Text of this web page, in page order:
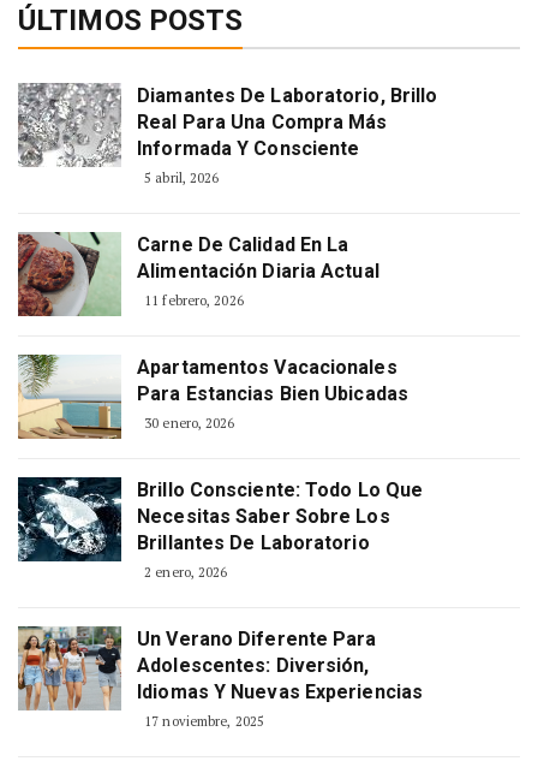
ÚLTIMOS POSTS
Diamantes De Laboratorio, Brillo
Real Para Una Compra Más
Informada Y Consciente
5 abril, 2026
Carne De Calidad En La
Alimentación Diaria Actual
11 febrero, 2026
Apartamentos Vacacionales
Para Estancias Bien Ubicadas
30 enero, 2026
Brillo Consciente: Todo Lo Que
Necesitas Saber Sobre Los
Brillantes De Laboratorio
2 enero, 2026
Un Verano Diferente Para
Adolescentes: Diversión,
Idiomas Y Nuevas Experiencias
17 noviembre, 2025